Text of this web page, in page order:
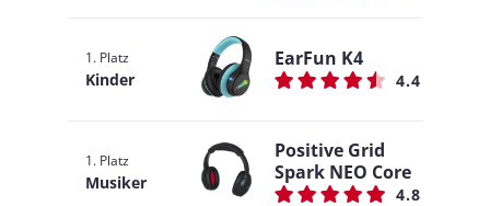
1. Platz
Kinder
EarFun K4
4.4
1. Platz
Musiker
Positive Grid
Spark NEO Core
4.8